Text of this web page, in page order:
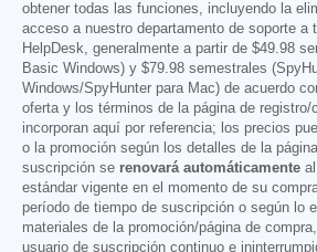
obtener todas las funciones, incluyendo la
acceso a nuestro departamento de soporte a
HelpDesk, generalmente a partir de $49.98
Basic Windows) y $79.98 semestrales
Windows/SpyHunter para Mac) de acuerdo
oferta y los términos de la página de registro/
incorporan aquí por referencia; los precios
o la promoción según los detalles de la
suscripción se renovará automáticamente
estándar vigente en el momento de su
período de tiempo de suscripción o según lo
materiales de la promoción/página de
usuario de suscripción continuo e